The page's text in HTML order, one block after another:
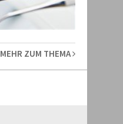
MEHR ZUM THEMA